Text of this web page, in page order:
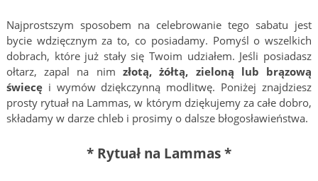
Najprostszym sposobem na celebrowanie tego sabatu jest
bycie wdzięcznym za to, co posiadamy. Pomyśl o wszelkich
dobrach, które już stały się Twoim udziałem. Jeśli posiadasz
ołtarz, zapal na nim złotą, żółtą, zieloną lub brązową
świecęi wymów dziękczynną modlitwę. Poniżej znajdziesz
prosty rytuał na Lammas, w którym dziękujemy za całe dobro,
składamy w darze chleb i prosimy o dalsze błogosławieństwa.
* Rytuał na Lammas *